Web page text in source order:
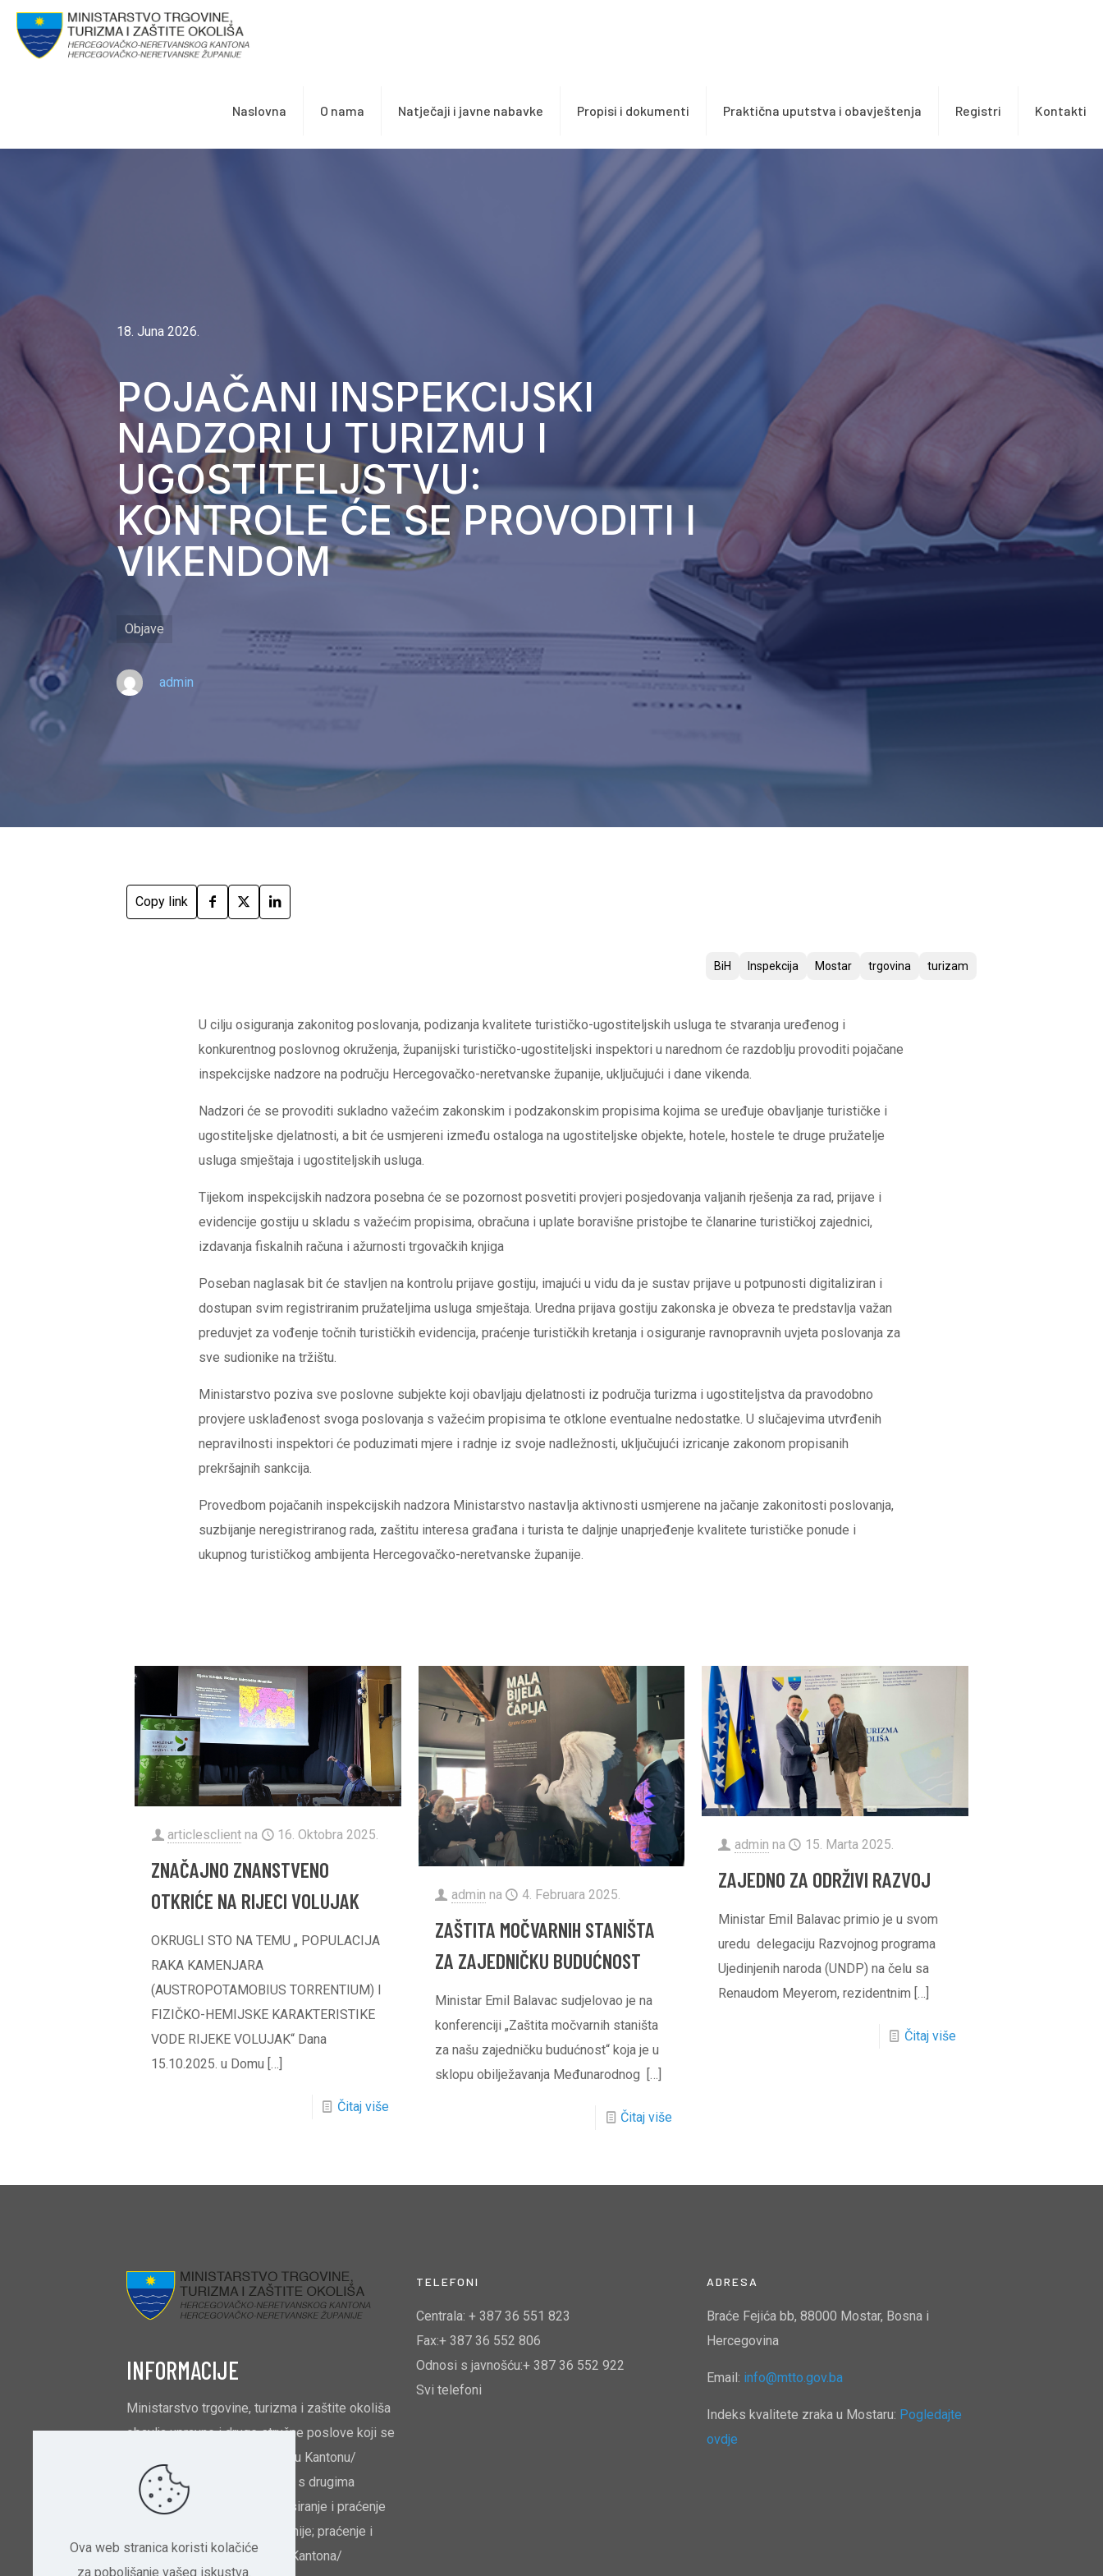
Naslovna O nama Natječaji i javne nabavke Propisi i dokumenti Praktična uputstva i obavještenja Registri Kontakti
18. Juna 2026.
POJAČANI INSPEKCIJSKI
NADZORI U TURIZMU I
UGOSTITELJSTVU:
KONTROLE ĆE SE PROVODITI I
VIKENDOM
Objave
admin
Copy link
BiH Inspekcija Mostar trgovina turizam
U cilju osiguranja zakonitog poslovanja, podizanja kvalitete turističko-ugostiteljskih usluga te stvaranja uređenog i
konkurentnog poslovnog okruženja, županijski turističko-ugostiteljski inspektori u narednom će razdoblju provoditi pojačane
inspekcijske nadzore na području Hercegovačko-neretvanske županije, uključujući i dane vikenda.
Nadzori će se provoditi sukladno važećim zakonskim i podzakonskim propisima kojima se uređuje obavljanje turističke i
ugostiteljske djelatnosti, a bit će usmjereni između ostaloga na ugostiteljske objekte, hotele, hostele te druge pružatelje
usluga smještaja i ugostiteljskih usluga.
Tijekom inspekcijskih nadzora posebna će se pozornost posvetiti provjeri posjedovanja valjanih rješenja za rad, prijave i
evidencije gostiju u skladu s važećim propisima, obračuna i uplate boravišne pristojbe te članarine turističkoj zajednici,
izdavanja fiskalnih računa i ažurnosti trgovačkih knjiga
Poseban naglasak bit će stavljen na kontrolu prijave gostiju, imajući u vidu da je sustav prijave u potpunosti digitaliziran i
dostupan svim registriranim pružateljima usluga smještaja. Uredna prijava gostiju zakonska je obveza te predstavlja važan
preduvjet za vođenje točnih turističkih evidencija, praćenje turističkih kretanja i osiguranje ravnopravnih uvjeta poslovanja za
sve sudionike na tržištu.
Ministarstvo poziva sve poslovne subjekte koji obavljaju djelatnosti iz područja turizma i ugostiteljstva da pravodobno
provjere usklađenost svoga poslovanja s važećim propisima te otklone eventualne nedostatke. U slučajevima utvrđenih
nepravilnosti inspektori će poduzimati mjere i radnje iz svoje nadležnosti, uključujući izricanje zakonom propisanih
prekršajnih sankcija.
Provedbom pojačanih inspekcijskih nadzora Ministarstvo nastavlja aktivnosti usmjerene na jačanje zakonitosti poslovanja,
suzbijanje neregistriranog rada, zaštitu interesa građana i turista te daljnje unaprjeđenje kvalitete turističke ponude i
ukupnog turističkog ambijenta Hercegovačko-neretvanske županije.
articlesclient na 16. Oktobra 2025.
ZNAČAJNO ZNANSTVENO
OTKRIĆE NA RIJECI VOLUJAK
OKRUGLI STO NA TEMU „ POPULACIJA
RAKA KAMENJARA
(AUSTROPOTAMOBIUS TORRENTIUM) I
FIZIČKO-HEMIJSKE KARAKTERISTIKE
VODE RIJEKE VOLUJAK“ Dana
15.10.2025. u Domu […]
Čitaj više
admin na 4. Februara 2025.
ZAŠTITA MOČVARNIH STANIŠTA
ZA ZAJEDNIČKU BUDUĆNOST
Ministar Emil Balavac sudjelovao je na
konferenciji „Zaštita močvarnih staništa
za našu zajedničku budućnost“ koja je u
sklopu obilježavanja Međunarodnog […]
Čitaj više
admin na 15. Marta 2025.
ZAJEDNO ZA ODRŽIVI RAZVOJ
Ministar Emil Balavac primio je u svom
uredu delegaciju Razvojnog programa
Ujedinjenih naroda (UNDP) na čelu sa
Renaudom Meyerom, rezidentnim […]
Čitaj više
INFORMACIJE
Ministarstvo trgovine, turizma i zaštite okoliša
obavlja upravne i druge stručne poslove koji se
odnose na: unutarnju trgovinu u Kantonu/
Županiji i ekonomske odnose s drugima
kantonima/županijama; balansiranje i praćenje
opskrbljenosti Kantona/Županije; praćenje i
analiziranje roba na području Kantona/
TELEFONI
Centrala: + 387 36 551 823
Fax:+ 387 36 552 806
Odnosi s javnošću:+ 387 36 552 922
Svi telefoni
ADRESA
Braće Fejića bb, 88000 Mostar, Bosna i
Hercegovina
Email: info@mtto.gov.ba
Indeks kvalitete zraka u Mostaru: Pogledajte
ovdje
Ova web stranica koristi kolačiće
za poboljšanje vašeg iskustva.